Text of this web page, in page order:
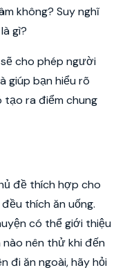
không? Suy nghĩ
gì?
cho phép người
giúp bạn hiểu rõ
tạo ra điểm chung
đề thích hợp cho
thích ăn uống.
có thể giới thiệu
nên thử khi đến
đi ăn ngoài, hãy hỏi